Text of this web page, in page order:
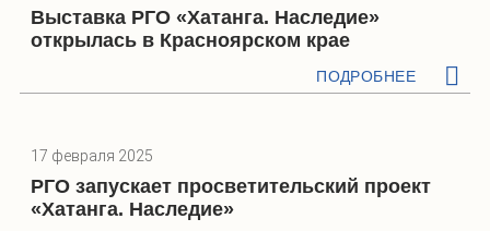
Выставка РГО «Хатанга. Наследие»
открылась в Красноярском крае
ПОДРОБНЕЕ
17 февраля 2025
РГО запускает просветительский проект
«Хатанга. Наследие»